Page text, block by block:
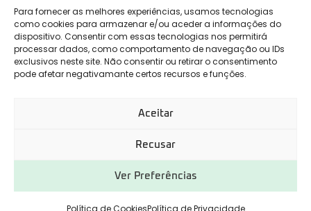
Para fornecer as melhores experiências, usamos tecnologias
como cookies para armazenar e/ou aceder a informações do
dispositivo. Consentir com essas tecnologias nos permitirá
processar dados, como comportamento de navegação ou IDs
exclusivos neste site. Não consentir ou retirar o consentimento
pode afetar negativamante certos recursos e funções.
Aceitar
Recusar
Ver Preferências
Política de CookiesPolítica de Privacidade
912 009 740 (Chamada para rede móvel nacional)
geral@securityworld.pt
Desenvolvido por CHITAS WEBSOLUTIONS